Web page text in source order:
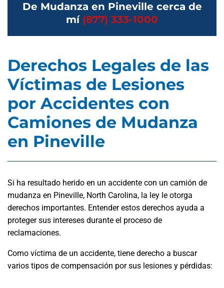
De Mudanza en Pineville cerca de
mí (877) 333-1000
Derechos Legales de las
Víctimas de Lesiones
por Accidentes con
Camiones de Mudanza
en Pineville
Si ha resultado herido en un accidente con un camión de
mudanza en Pineville, North Carolina, la ley le otorga
derechos importantes. Entender estos derechos ayuda a
proteger sus intereses durante el proceso de
reclamaciones.
Como víctima de un accidente, tiene derecho a buscar
varios tipos de compensación por sus lesiones y pérdidas: